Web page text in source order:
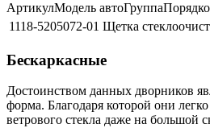
АртикулМодель
1118-5205072-01 Щетка
Бескаркасные
Достоинством данных дворников
форма. Благодаря которой они
ветрового стекла даже на большой